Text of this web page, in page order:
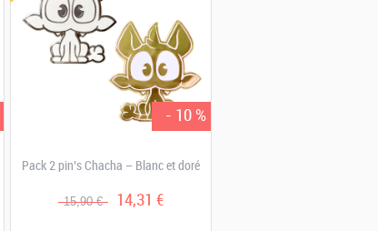
- 10 %
Pack 2 pin’s Chacha – Blanc et doré
15,90 € 14,31 €